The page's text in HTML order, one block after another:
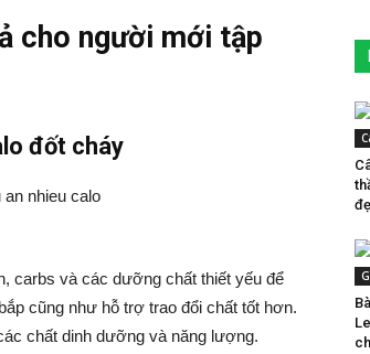
cho người mới tập
đốt cháy
carbs và các dưỡng chất thiết yếu để
cũng như hỗ trợ trao đổi chất tốt hơn.
chất dinh dưỡng và năng lượng.